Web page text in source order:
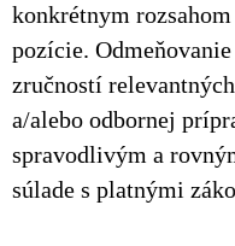
konkrétnym
pozície.
zručností
a/alebo odbornej
spravodlivým a
súlade s platnými